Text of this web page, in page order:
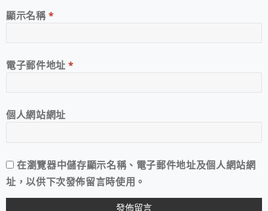
顯示名稱*
電子郵件地址*
個人網站網址
在瀏覽器中儲存顯示名稱、電子郵件地址及個人網站網
址，以供下次發佈留言時使用。